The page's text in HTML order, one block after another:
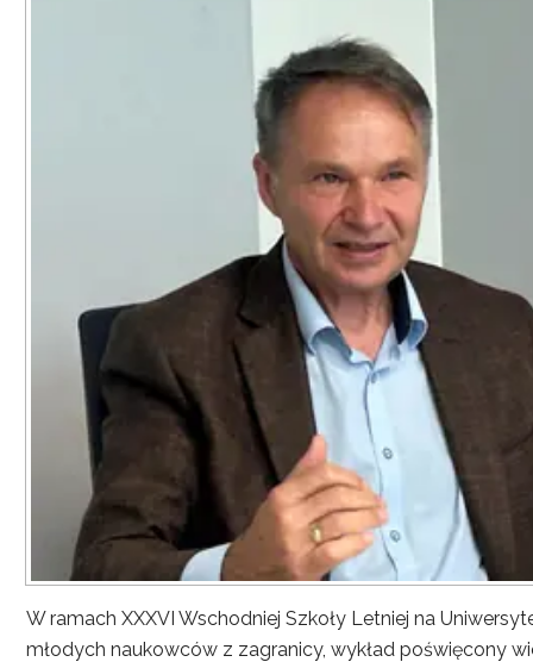
W ramach XXXVI Wschodniej Szkoły Letniej na
młodych naukowców z zagranicy, wykład poświęcony